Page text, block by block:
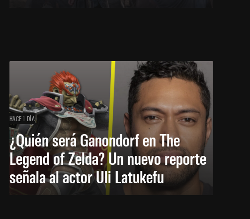
HACE 1 DÍA
¿Quién será Ganondorf en The
Legend of Zelda? Un nuevo reporte
señala al actor Uli Latukefu